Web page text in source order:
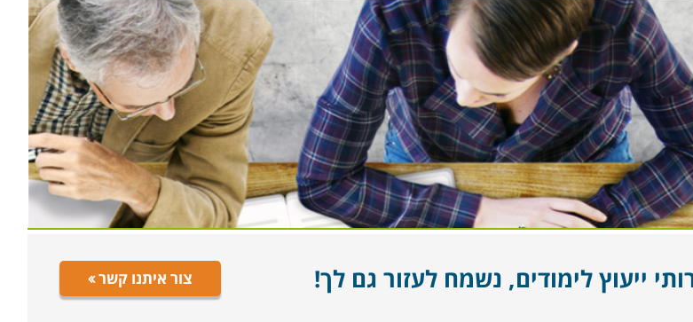
ייעוץ לימודים, נשמח לעזור גם לך! צור איתנו קשר